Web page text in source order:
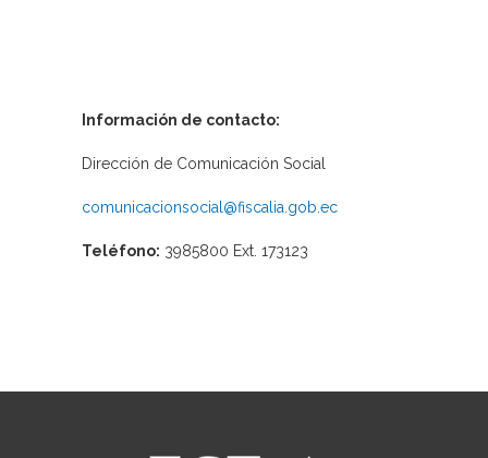
Información de contacto:
Dirección de Comunicación Social
comunicacionsocial@fiscalia.gob.ec
Teléfono: 3985800 Ext. 173123